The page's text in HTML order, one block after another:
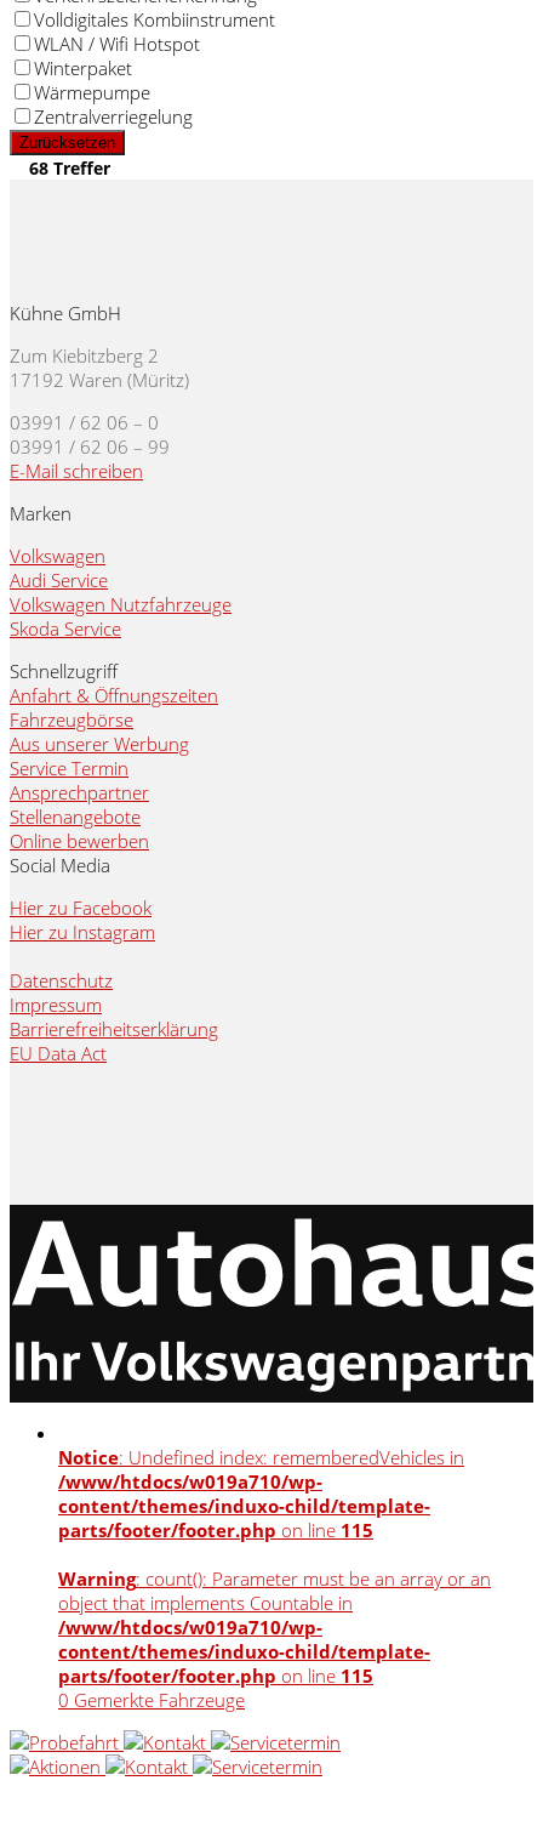
Volldigitales Kombiinstrument
WLAN / Wifi Hotspot
Winterpaket
Wärmepumpe
Zentralverriegelung
Zurücksetzen
68 Treffer
Kühne GmbH
Zum Kiebitzberg 2
17192 Waren (Müritz)
03991 / 62 06 – 0
03991 / 62 06 – 99
E-Mail schreiben
Marken
Volkswagen
Audi Service
Volkswagen Nutzfahrzeuge
Skoda Service
Schnellzugriff
Anfahrt & Öffnungszeiten
Fahrzeugbörse
Aus unserer Werbung
Service Termin
Ansprechpartner
Stellenangebote
Online bewerben
Social Media
Hier zu Facebook
Hier zu Instagram
Datenschutz
Impressum
Barrierefreiheitserklärung
EU Data Act
Notice: Undefined index: rememberedVehicles in
/www/htdocs/w019a710/wp-
content/themes/induxo-child/template-
parts/footer/footer.php on line 115
Warning: count(): Parameter must be an array or an
object that implements Countable in
/www/htdocs/w019a710/wp-
content/themes/induxo-child/template-
parts/footer/footer.php on line 115
0 Gemerkte Fahrzeuge